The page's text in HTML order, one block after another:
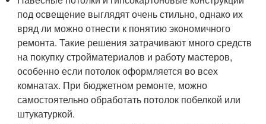
под освещение выглядят очень стильно, однако их
вряд ли можно отнести к понятию экономичного
ремонта. Такие решения затрачивают много средств
на покупку стройматериалов и работу мастеров,
особенно если потолок оформляется во всех
комнатах. При бюджетном ремонте, можно
самостоятельно обработать потолок побелкой или
штукатуркой.